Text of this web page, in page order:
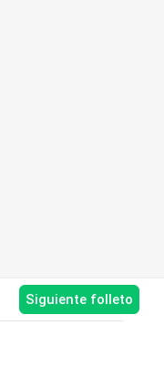
Siguiente folleto